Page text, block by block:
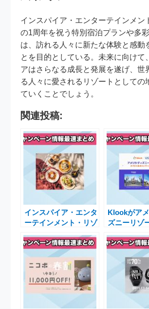
インスパイア・エンターテインメン
の1周年を祝う特別宿泊プランや多
は、訪れる人々に新たな体験と感動
とを目的としている。未来に向けて
アはさらなる成長と発展を遂げ、世
る人々に愛されるリゾートとしての
ていくことでしょう。
関連投稿:
インスパイア・エンタ
ーテインメント・リゾ
ーをシグネチャーレス
トランで提供開始
Klookがア
ズニーリゾ
の特別キャ